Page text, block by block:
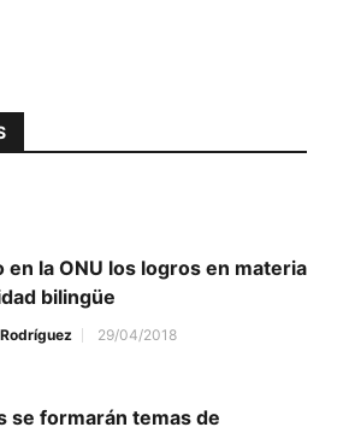
en la ONU los logros en materia
bilingüe
29/04/2018
se formarán temas de